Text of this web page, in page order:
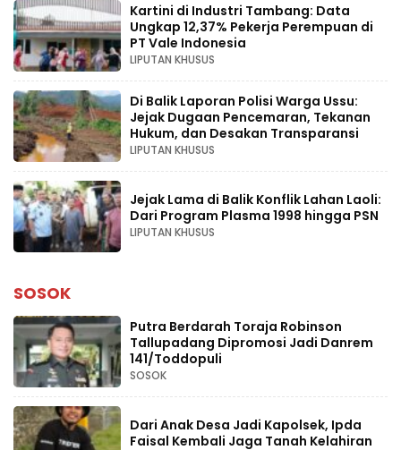
Kartini di Industri Tambang: Data
Ungkap 12,37% Pekerja Perempuan di
PT Vale Indonesia
LIPUTAN KHUSUS
Di Balik Laporan Polisi Warga Ussu:
Jejak Dugaan Pencemaran, Tekanan
Hukum, dan Desakan Transparansi
LIPUTAN KHUSUS
Jejak Lama di Balik Konflik Lahan Laoli:
Dari Program Plasma 1998 hingga PSN
LIPUTAN KHUSUS
SOSOK
Putra Berdarah Toraja Robinson
Tallupadang Dipromosi Jadi Danrem
141/Toddopuli
SOSOK
Dari Anak Desa Jadi Kapolsek, Ipda
Faisal Kembali Jaga Tanah Kelahiran